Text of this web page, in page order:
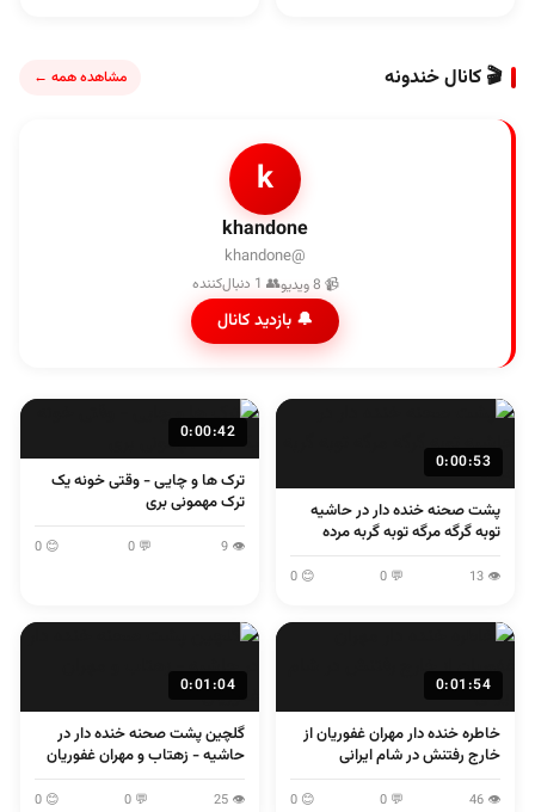
🎬 کانال خندونه مشاهده همه ←
k
khandone
@khandone
📹 8 ویدیو 👥 1 دنبال‌کننده
🔔 بازدید کانال
0:00:53
پشت صحنه خنده دار در حاشیه
توبه گرگه مرگه توبه گربه مرده
👁 13
💬 0
😊 0
0:00:42
ترک ها و چایی - وقتی خونه یک
ترک مهمونی بری
👁 9
💬 0
😊 0
0:01:54
خاطره خنده دار مهران غفوریان از
خارج رفتنش در شام ایرانی
👁 46
💬 0
😊 0
0:01:04
گلچین پشت صحنه خنده دار در
حاشیه - زهتاب و مهران غفوریان
👁 25
💬 0
😊 0